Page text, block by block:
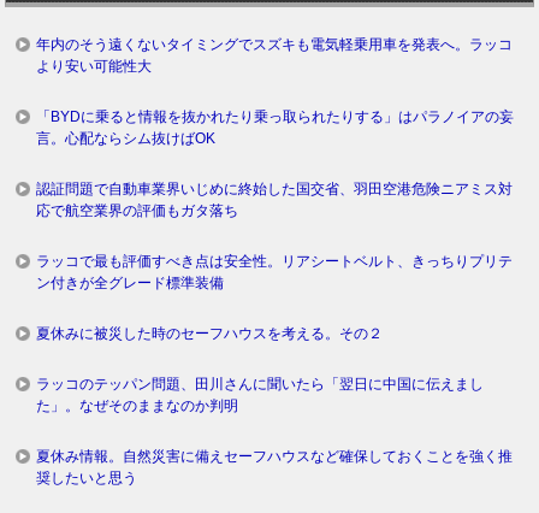
年内のそう遠くないタイミングでスズキも電気軽乗用車を発表へ。ラッコ
より安い可能性大
「BYDに乗ると情報を抜かれたり乗っ取られたりする」はパラノイアの妄
言。心配ならシム抜けばOK
認証問題で自動車業界いじめに終始した国交省、羽田空港危険ニアミス対
応で航空業界の評価もガタ落ち
ラッコで最も評価すべき点は安全性。リアシートベルト、きっちりプリテ
ン付きが全グレード標準装備
夏休みに被災した時のセーフハウスを考える。その２
ラッコのテッパン問題、田川さんに聞いたら「翌日に中国に伝えまし
た」。なぜそのままなのか判明
夏休み情報。自然災害に備えセーフハウスなど確保しておくことを強く推
奨したいと思う